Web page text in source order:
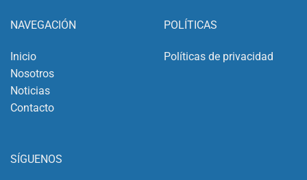
NAVEGACIÓN
Inicio
Nosotros
Noticias
Contacto
POLÍTICAS
Políticas de privacidad
SÍGUENOS